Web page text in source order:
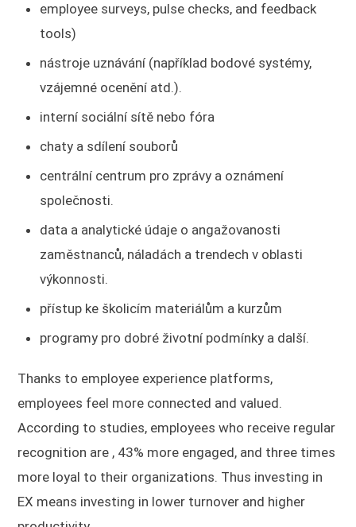
employee surveys, pulse checks, and feedback
tools)
nástroje uznávání (například bodové systémy,
vzájemné ocenění atd.).
interní sociální sítě nebo fóra
chaty a sdílení souborů
centrální centrum pro zprávy a oznámení
společnosti.
data a analytické údaje o angažovanosti
zaměstnanců, náladách a trendech v oblasti
výkonnosti.
přístup ke školicím materiálům a kurzům
programy pro dobré životní podmínky a další.
Thanks to employee experience platforms,
employees feel more connected and valued.
According to studies, employees who receive regular
recognition are , 43% more engaged, and three times
more loyal to their organizations. Thus investing in
EX means investing in lower turnover and higher